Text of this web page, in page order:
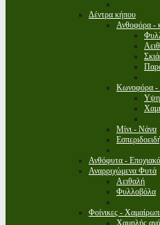
Δέντρα κήπου
Ανθοφόρα -
Κωνοφόρα -
Μίνι - Νάνα
Ανθόφυτα -
Αναρριχώμενα Φυτά
Αειθαλή
Φυλλοβόλα
Φοίνικες -
Χαμηλής